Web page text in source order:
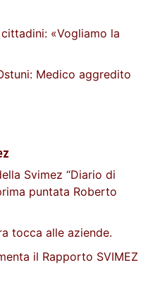
«Vogliamo la
Medico aggredito
Svimez “Diario di
puntata Roberto
tocca alle aziende.
il Rapporto SVIMEZ